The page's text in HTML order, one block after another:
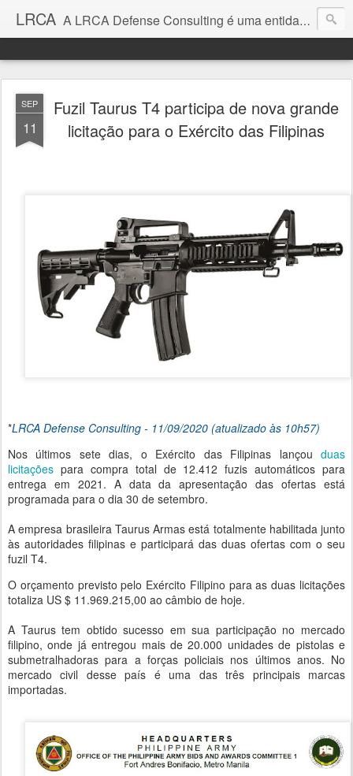
LRCA A LRCA Defense Consulting é uma entidade sem fins lucrativos que se dedica a produzir e divulgar notícias e análises sobre as Empresas de Defesa. Não somos jornalistas e nem este é um blog jornalístico.
SEP
11
Fuzil Taurus T4 participa de nova grande
licitação para o Exército das Filipinas
*LRCA Defense Consulting - 11/09/2020 (atualizado às 10h57)
Nos últimos sete dias, o Exército das Filipinas lançou duas
licitações para compra total de 12.412 fuzis automáticos para
entrega em 2021. A data da apresentação das ofertas está
programada para o dia 30 de setembro.
A empresa brasileira Taurus Armas está totalmente habilitada junto
às autoridades filipinas e participará das duas ofertas com o seu
fuzil T4.
O orçamento previsto pelo Exército Filipino para as duas licitações
totaliza US $ 11.969.215,00 ao câmbio de hoje.
A Taurus tem obtido sucesso em sua participação no mercado
filipino, onde já entregou mais de 20.000 unidades de pistolas e
submetralhadoras para a forças policiais nos últimos anos. No
mercado civil desse país é uma das três principais marcas
importadas.